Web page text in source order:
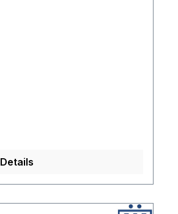
Details